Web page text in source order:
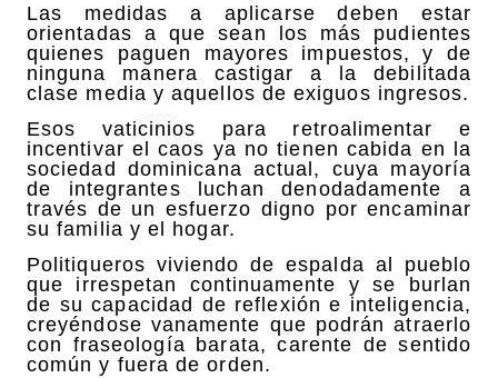
Las medidas a aplicarse deben estar
orientadas a que sean los más pudientes
quienes paguen mayores impuestos, y de
ninguna manera castigar a la debilitada
clase media y aquellos de exiguos ingresos.
Esos vaticinios para retroalimentar e
incentivar el caos ya no tienen cabida en la
sociedad dominicana actual, cuya mayoría
de integrantes luchan denodadamente a
través de un esfuerzo digno por encaminar
su familia y el hogar.
Politiqueros viviendo de espalda al pueblo
que irrespetan continuamente y se burlan
de su capacidad de reflexión e inteligencia,
creyéndose vanamente que podrán atraerlo
con fraseología barata, carente de sentido
común y fuera de orden.